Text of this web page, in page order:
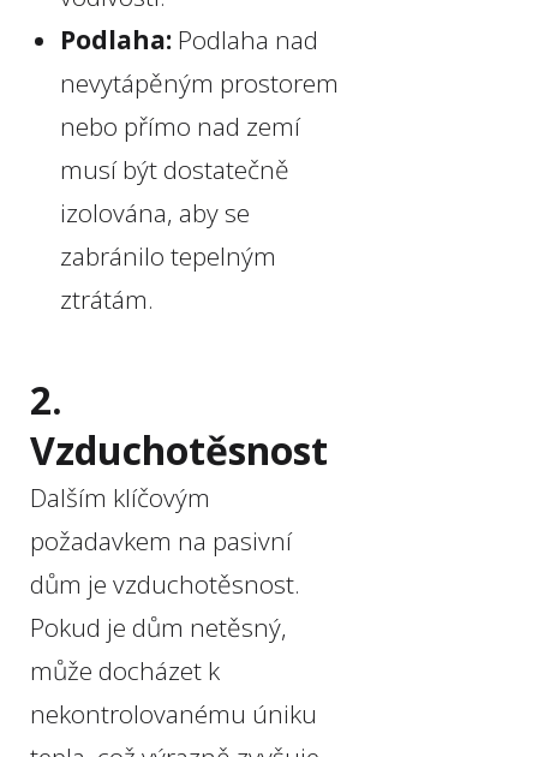
Podlaha: Podlaha nad
nevytápěným prostorem
nebo přímo nad zemí
musí být dostatečně
izolována, aby se
zabránilo tepelným
ztrátám.
2.
Vzduchotěsnost
Dalším klíčovým
požadavkem na pasivní
dům je vzduchotěsnost.
Pokud je dům netěsný,
může docházet k
nekontrolovanému úniku